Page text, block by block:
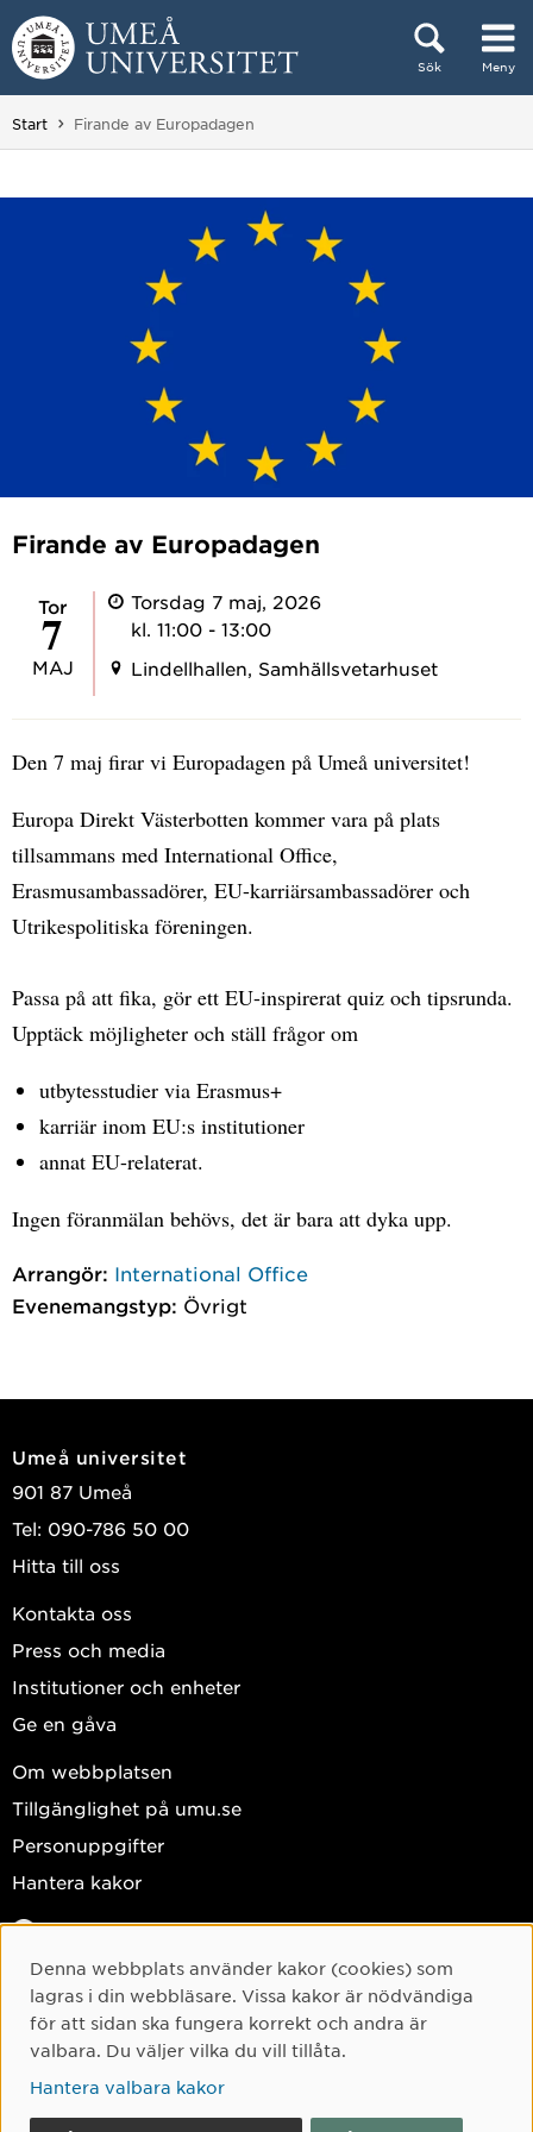
Hoppa direkt till innehållet
Sök Meny
Huvudmenyn dold.
Start Du är här:
Firande av Europadagen
Firande av Europadagen
tor
7
MAJ
Torsdag 7 maj, 2026
kl. 11:00 - 13:00
Lindellhallen, Samhällsvetarhuset
Den 7 maj firar vi Europadagen på Umeå universitet!
Europa Direkt Västerbotten kommer vara på plats
tillsammans med International Office,
Erasmusambassadörer, EU-karriärsambassadörer och
Utrikespolitiska föreningen.
Passa på att fika, gör ett EU-inspirerat quiz och tipsrunda.
Upptäck möjligheter och ställ frågor om
utbytesstudier via Erasmus+
karriär inom EU:s institutioner
annat EU-relaterat.
Ingen föranmälan behövs, det är bara att dyka upp.
Arrangör: International Office
Evenemangstyp: Övrigt
Umeå universitet
901 87 Umeå
Tel: 090-786 50 00
Hitta till oss
Kontakta oss
Press och media
Institutioner och enheter
Ge en gåva
Om webbplatsen
Tillgänglighet på umu.se
Personuppgifter
Hantera kakor
Facebook
Instagram
TikTok
Youtube
Cookie-samtycke
Denna webbplats använder kakor (cookies) som
lagras i din webbläsare. Vissa kakor är nödvändiga
för att sidan ska fungera korrekt och andra är
valbara. Du väljer vilka du vill tillåta.
Hantera valbara kakor